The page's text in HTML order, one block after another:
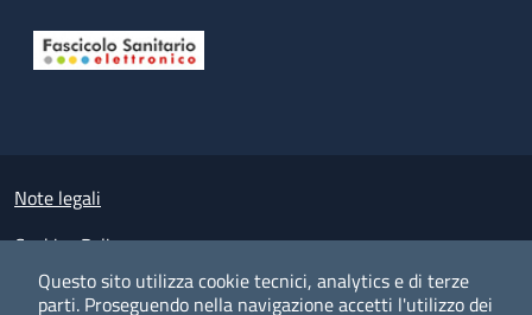
Questo sito utilizza cookie tecnici, analytics e di terze
parti. Proseguendo nella navigazione accetti l'utilizzo dei
Small prints
Note legali
Cookies Policy
Policy privacy e protezione del dato personale